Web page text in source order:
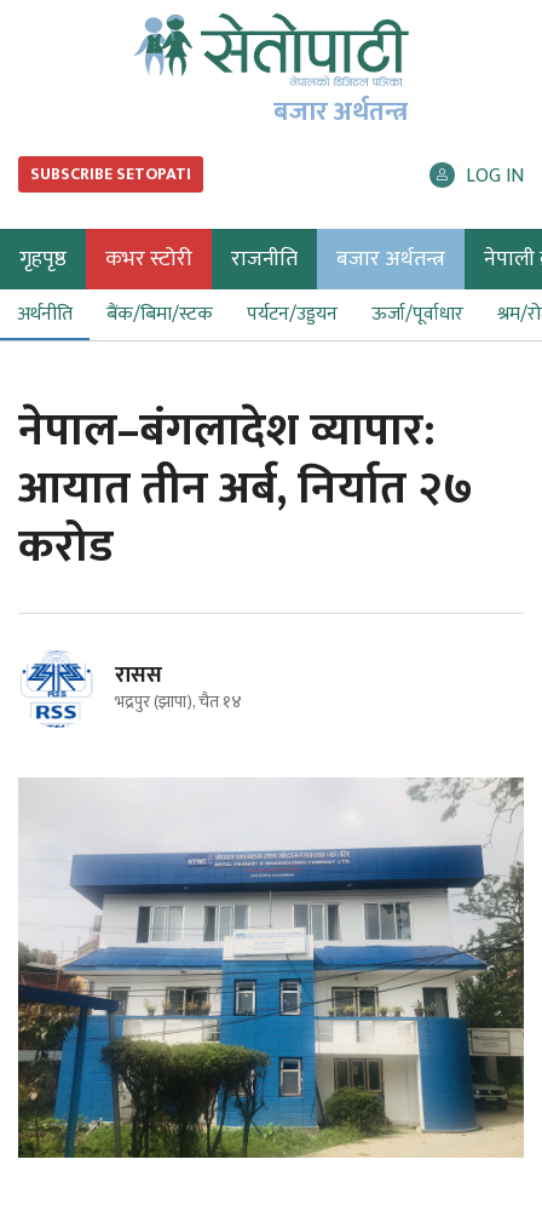
बजार अर्थतन्त्र
SUBSCRIBE SETOPATI LOG IN
गृहपृष्ठ कभर स्टोरी राजनीति बजार अर्थतन्त्र नेपाली
अर्थनीति बैंक/बिमा/स्टक पर्यटन/उड्डयन ऊर्जा/पूर्वाधार श्रम/
नेपाल–बंगलादेश व्यापार:
आयात तीन अर्ब, निर्यात २७
करोड
रासस
भद्रपुर (झापा), चैत १४